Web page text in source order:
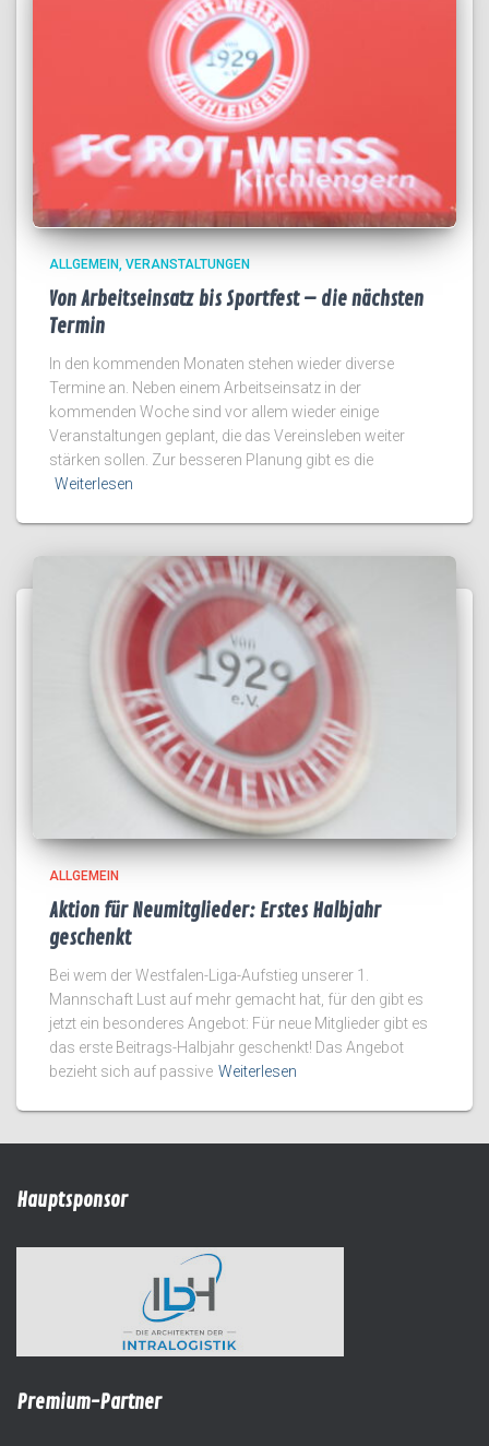
ALLGEMEIN VERANSTALTUNGEN
Von Arbeitseinsatz bis Sportfest – die nächsten
Termin
In den kommenden Monaten stehen wieder diverse
Termine an. Neben einem Arbeitseinsatz in der
kommenden Woche sind vor allem wieder einige
Veranstaltungen geplant, die das Vereinsleben weiter
stärken sollen. Zur besseren Planung gibt es die
Weiterlesen
ALLGEMEIN
Aktion für Neumitglieder: Erstes Halbjahr
geschenkt
Bei wem der Westfalen-Liga-Aufstieg unserer 1.
Mannschaft Lust auf mehr gemacht hat, für den gibt es
jetzt ein besonderes Angebot: Für neue Mitglieder gibt es
das erste Beitrags-Halbjahr geschenkt! Das Angebot
bezieht sich auf passive Weiterlesen
Hauptsponsor
Premium-Partner